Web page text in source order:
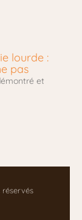
lourde :
pas
et
réservés